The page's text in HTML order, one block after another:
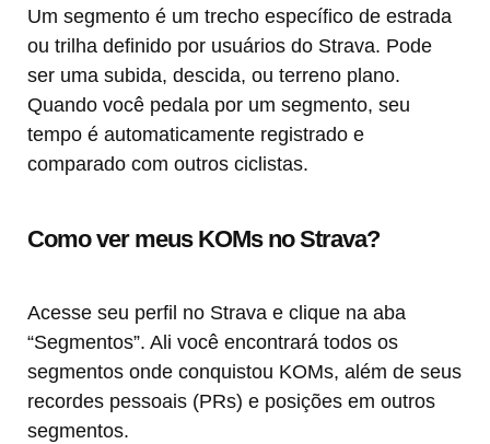
Um segmento é um trecho específico de estrada
ou trilha definido por usuários do Strava. Pode
ser uma subida, descida, ou terreno plano.
Quando você pedala por um segmento, seu
tempo é automaticamente registrado e
comparado com outros ciclistas.
Como ver meus KOMs no Strava?
Acesse seu perfil no Strava e clique na aba
“Segmentos”. Ali você encontrará todos os
segmentos onde conquistou KOMs, além de seus
recordes pessoais (PRs) e posições em outros
segmentos.